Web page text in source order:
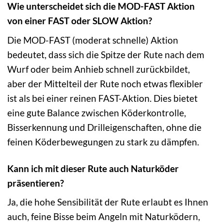
Wie unterscheidet sich die MOD-FAST Aktion
von einer FAST oder SLOW Aktion?
Die MOD-FAST (moderat schnelle) Aktion
bedeutet, dass sich die Spitze der Rute nach dem
Wurf oder beim Anhieb schnell zurückbildet,
aber der Mittelteil der Rute noch etwas flexibler
ist als bei einer reinen FAST-Aktion. Dies bietet
eine gute Balance zwischen Köderkontrolle,
Bisserkennung und Drilleigenschaften, ohne die
feinen Köderbewegungen zu stark zu dämpfen.
Kann ich mit dieser Rute auch Naturköder
präsentieren?
Ja, die hohe Sensibilität der Rute erlaubt es Ihnen
auch, feine Bisse beim Angeln mit Naturködern,